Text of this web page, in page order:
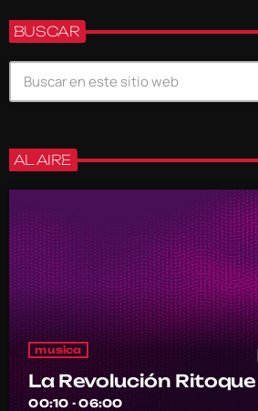
BUSCAR
AL AIRE
musica
La Revolución Ritoque
00:10 - 06:00